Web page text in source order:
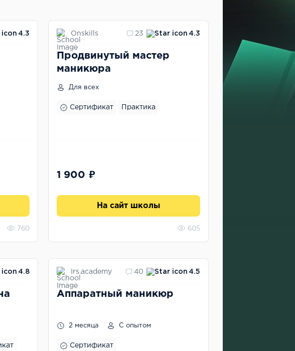
4.3
760
Onskills 23 4.3
Продвинутый мастер
маникюра
Для всех
Сертификат Практика
1 900 ₽
На сайт школы
605
4.8 Irs.academy 40 4.5
Аппаратный маникюр
2 месяца С опытом
Сертификат